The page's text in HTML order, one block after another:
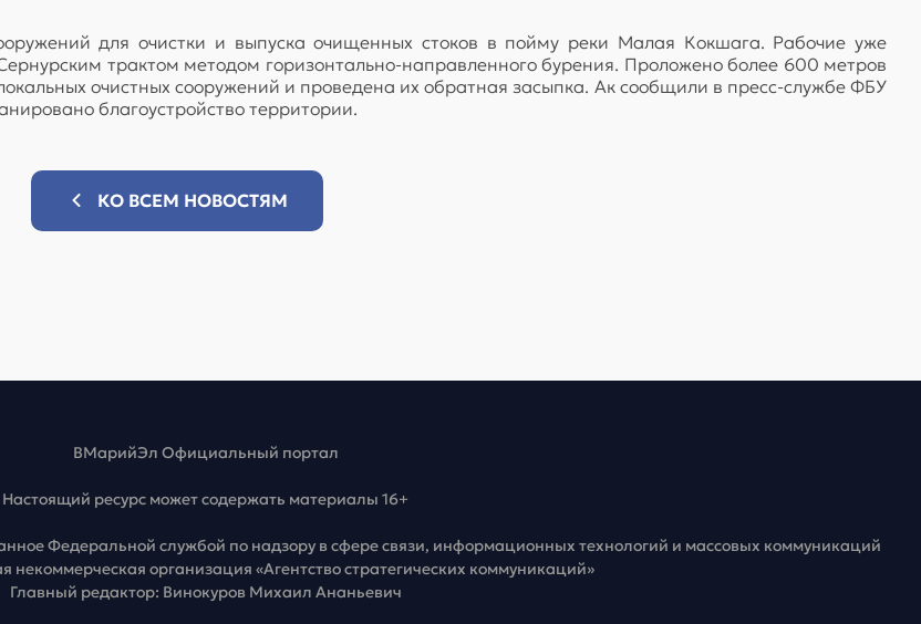
для очистки и выпуска очищенных стоков в пойму реки Малая Кокшага. Рабочие уже
трактом методом горизонтально-направленного бурения. Проложено более 600 метров
очистных сооружений и проведена их обратная засыпка. Ак сообщили в пресс-службе ФБУ
благоустройство территории.
КО ВСЕМ НОВОСТЯМ
ВМарийЭл Официальный портал
Настоящий ресурс может содержать материалы 16+
Федеральной службой по надзору в сфере связи, информационных технологий и массовых коммуникаций
некоммерческая организация «Агентство стратегических коммуникаций»
Главный редактор: Винокуров Михаил Ананьевич